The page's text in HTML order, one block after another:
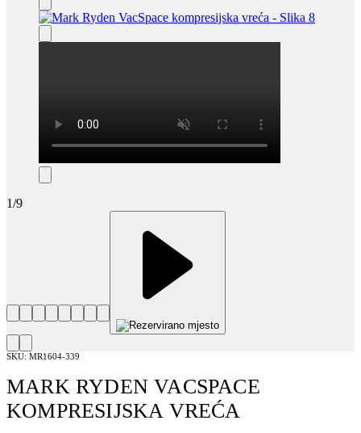
1/9
SKU: MR1604-339
MARK RYDEN VACSPACE
KOMPRESIJSKA VREĆA